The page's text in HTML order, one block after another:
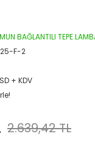
BAĞLANTILI TEPE
F-2
+ KDV
2.639,42 TL